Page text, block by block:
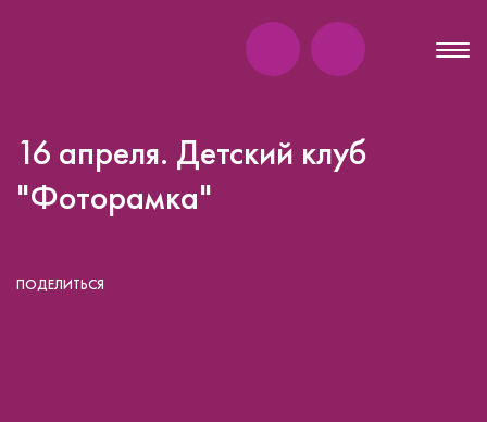
ПОДЕЛИТЬСЯ
16 апреля. Детский клуб
"Фоторамка"